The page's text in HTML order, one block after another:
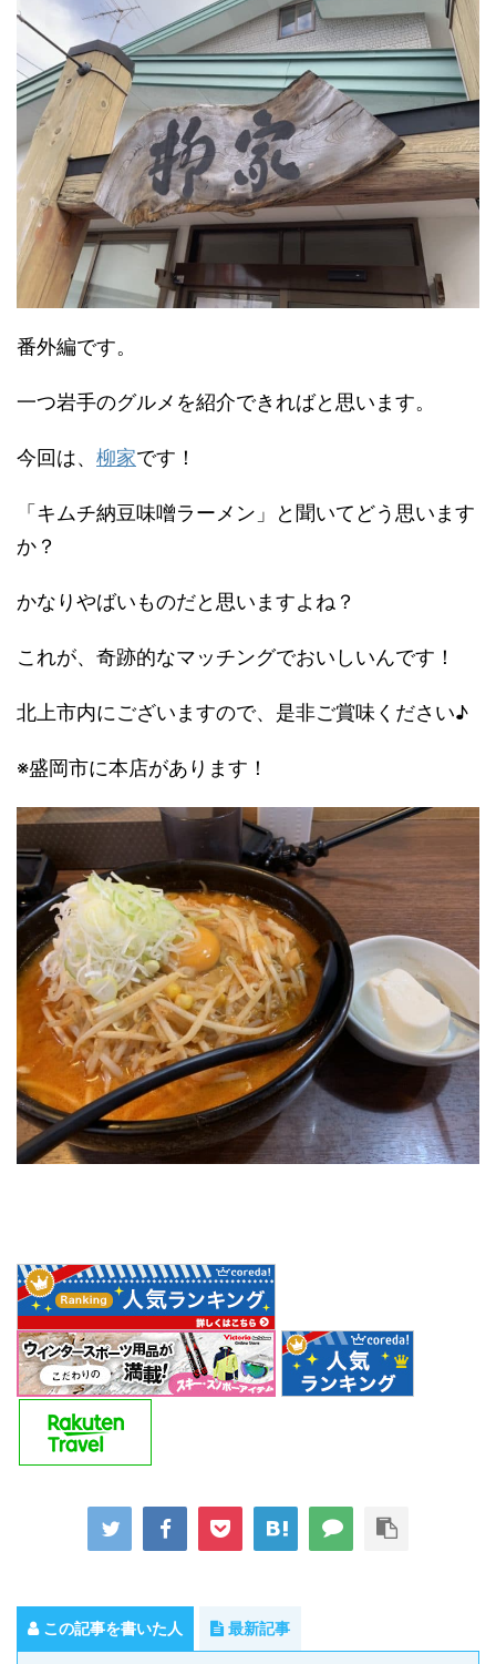
番外編です。
一つ岩手のグルメを紹介できればと思います。
今回は、 柳家です！
「キムチ納豆味噌ラーメン」と聞いてどう思います
か？
かなりやばいものだと思いますよね？
これが、 奇跡的なマッチングでおいしいんです！
北上市内にございますので、是非ご賞味ください♪
※盛岡市に本店があります！
この記事を書いた人 最新記事